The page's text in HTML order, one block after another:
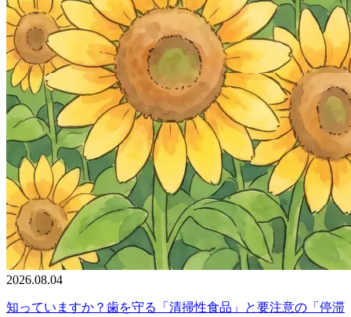
2026.08.04
知っていますか？歯を守る「清掃性食品」と要注意の「停滞